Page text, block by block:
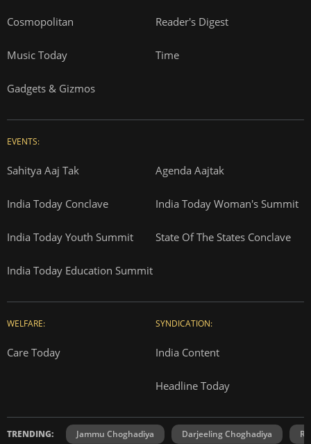
Cosmopolitan Reader's Digest
Music Today Time
Gadgets & Gizmos
EVENTS:
Sahitya Aaj Tak Agenda Aajtak
India Today Conclave India Today Woman's Summit
India Today Youth Summit State Of The States Conclave
India Today Education Summit
WELFARE:
Care Today
SYNDICATION:
India Content
Headline Today
TRENDING: Jammu Choghadiya Darjeeling Choghadiya